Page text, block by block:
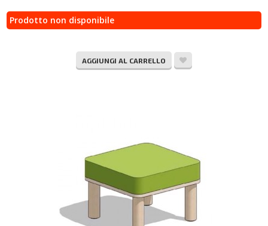
Prodotto non disponibile
AGGIUNGI AL CARRELLO